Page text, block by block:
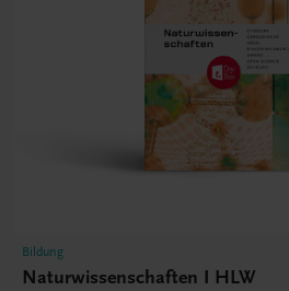
Bildung
Naturwissenschaften I HLW